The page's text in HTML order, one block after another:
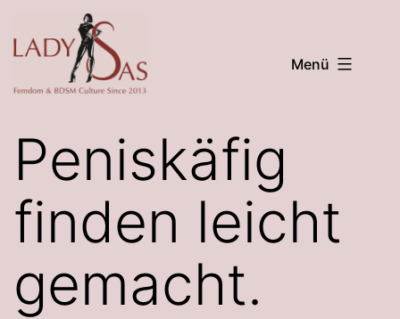
Inhalt
springen
Menü
Peniskäfig
finden leicht
gemacht.